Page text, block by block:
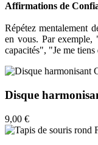
Affirmations de
Répétez mentalement
en vous. Par exemple,
capacités", "Je me
Disque
9,00 €